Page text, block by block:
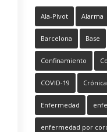
Ala-Pívot Alarma
Barcelona Base
Confinamiento
COVID-19 Crónica
Enfermedad
enfermedad por